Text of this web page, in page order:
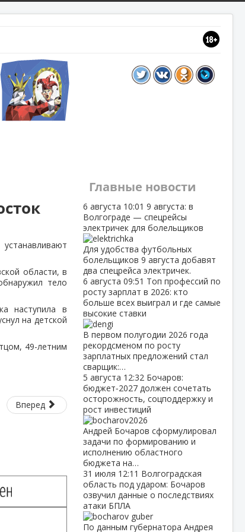
области, в
тело
наступила в
на детской
49-летним
Вперед
Главные новости
6 августа 10:01 9 августа: в
Волгограде — спецрейсы
электричек для болельщиков
Для удобства футбольных
болельщиков 9 августа добавят
два спецрейса электричек.
6 августа 09:51 Топ профессий по
росту зарплат в 2026: кто
больше всех выиграл и где самые
высокие ставки
В первом полугодии 2026 года
рекордсменом по росту
зарплатных предложений стал
сварщик:…
5 августа 12:32 Бочаров:
бюджет‑2027 должен сочетать
осторожность, соцподдержку и
рост инвестиций
Андрей Бочаров сформулировал
задачи по формированию и
исполнению областного
бюджета на…
31 июля 12:11 Волгоградская
область под ударом: Бочаров
озвучил данные о последствиях
атаки БПЛА
По данным губернатора Андрея